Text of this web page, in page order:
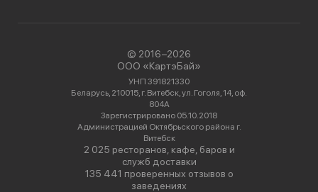
© 2016−2026
ООО «КартэБай»
УНП 391821330
Беларусь, 210015, г. Витебск, ул. Гоголя, 14, оф.
804А
Зарегистрировано 05.10.2018
Администрацией Октябрьского района г.
Витебск
2 025 ресторанов, кафе, баров и
служб доставки
135 441 проверенных отзывов о
заведениях